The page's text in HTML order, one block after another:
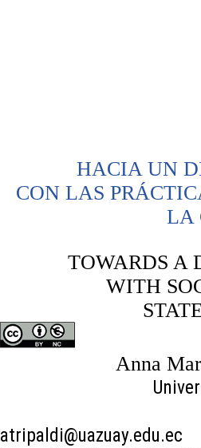
HACIA UN
CON LAS
LA
TOWARDS A
WITH
Anna
atripaldi@uazuay.edu.ec